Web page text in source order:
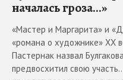
началась гроза...»
«Мастер и Маргарита» и
«романа о художнике» ХХ
Пастернак назвал
предвосхитил свою